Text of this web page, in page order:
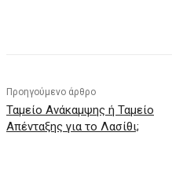
Προηγούμενο άρθρο
Ταμείο Ανάκαμψης ή Ταμείο
Απένταξης για το Λασίθι;